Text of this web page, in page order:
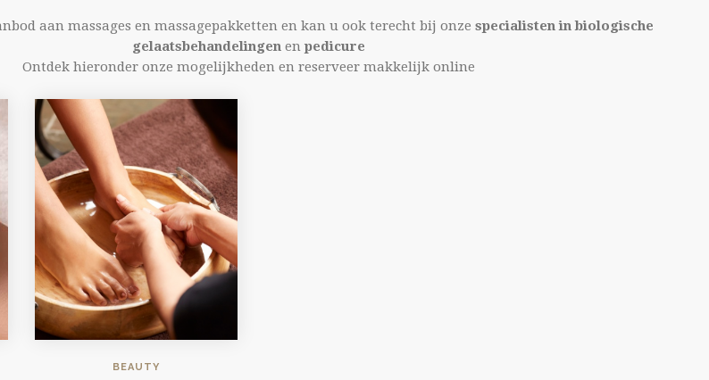
aan massages en massagepakketten en kan u ook terecht bij onze specialisten in biologische
gelaatsbehandelingen en pedicure
Ontdek hieronder onze mogelijkheden en reserveer makkelijk online
BEAUTY